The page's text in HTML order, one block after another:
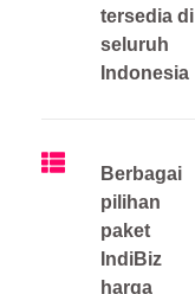
tersedia di
seluruh
Indonesia
Berbagai
pilihan
paket
IndiBiz
harga